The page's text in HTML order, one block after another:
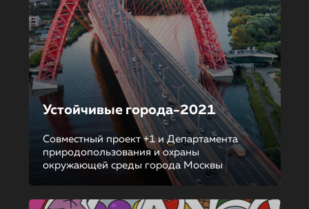
Устойчивые города-2021
Совместный проект +1 и Департамента
природопользования и охраны
окружающей среды города Москвы